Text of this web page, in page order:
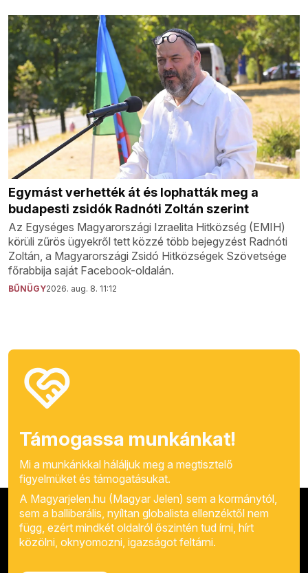
Egymást verhették át és lophatták meg a
budapesti zsidók Radnóti Zoltán szerint
Az Egységes Magyarországi Izraelita Hitközség (EMIH)
körüli zűrös ügyekről tett közzé több bejegyzést Radnóti
Zoltán, a Magyarországi Zsidó Hitközségek Szövetsége
főrabbija saját Facebook-oldalán.
BŰNÜGY2026. aug. 8. 11:12
Támogassa munkánkat!
Mi a munkánkkal háláljuk meg a megtisztelő
figyelmüket és támogatásukat.
A Magyarjelen.hu (Magyar Jelen) sem a kormánytól,
sem a balliberális, nyíltan globalista ellenzéktől nem
függ, ezért mindkét oldalról őszintén tud írni, hírt
közölni, oknyomozni, igazságot feltárni.